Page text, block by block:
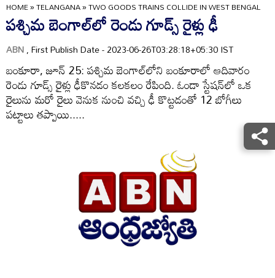
HOME»TELANGANA»TWO GOODS TRAINS COLLIDE IN WEST BENGAL
పశ్చిమ బెంగాల్‌లో రెండు గూడ్స్‌ రైళ్లు ఢీ
ABN, First Publish Date - 2023-06-26T03:28:18+05:30 IST
బంకూరా, జూన్‌ 25: పశ్చిమ బెంగాల్‌లోని బంకూరాలో ఆదివారం
రెండు గూడ్స్‌ రైళ్లు ఢీకొనడం కలకలం రేపింది. ఓండా స్టేషన్‌లో ఒక
రైలును మరో రైలు వెనుక నుంచి వచ్చి ఢీ కొట్టడంతో 12 బోగీలు
పట్టాలు తప్పాయి.....